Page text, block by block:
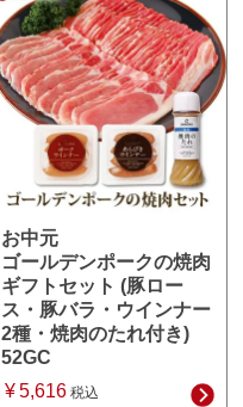
お中元
ゴールデンポークの焼肉
ギフトセット (豚ロー
ス・豚バラ・ウインナー
2種・焼肉のたれ付き)
52GC
¥5,616 税込